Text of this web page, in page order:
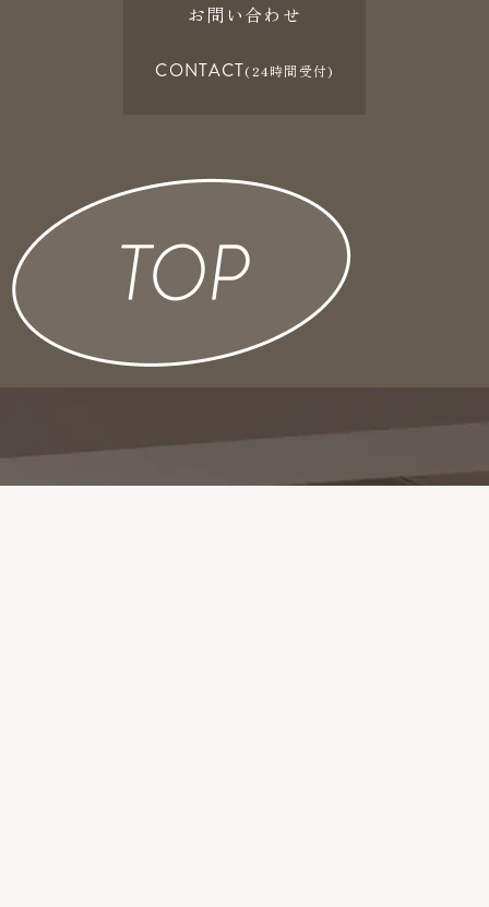
お問い合わせ
CONTACT(24時間受付)